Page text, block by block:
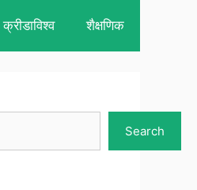
क्रीडाविश्व शैक्षणिक
Search